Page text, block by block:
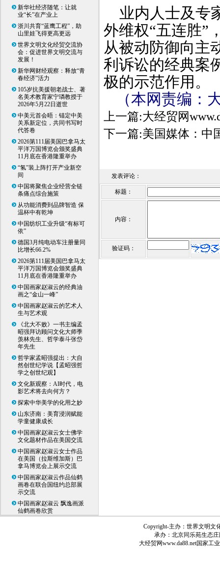
新华社经济随笔：让就
业“长”在产业上
浙川共育“蓝鹰工程”，助
山里娃飞得更高更远
世界文明文化经贸交流协
会：促进世界文明交流与
发展！
新华网财经观察：释放“青
春经济”活力
105岁抗美援朝老战士、著
名美术教育家宁璘教授于
2026年5月22日逝世
中美元首会晤：锚定中美
关系新定位，共同书写时
代答卷
2026第111届美国巴拿马太
平洋万国博览会颁奖盛典
11月底在香港隆重举办
“氢”装上阵打开产业新空
间
中国将聚焦企业经营全链
条痛点综合施策
从功能消费到品牌智造 保
温杯中有乾坤
中国纺织工业升级“有标可
依”
德国3月纯电动车注册量同
比增长66.2%
2026第111届美国巴拿马太
平洋万国博览会颁奖盛典
11月底在香港隆重举办
中国画家赵淑云的经典油
画之“金山一峰”
中国画家赵淑云的艺术人
生与艺术观
《北大不败》一书主编孟
昭强拜访顾问文化大师季
羡林先生、哲学泰斗张岱
年先生
哲学家孟昭强提出：大自
然创世纪学说【孟昭强哲
学之创世纪观】
文化新观察：AI时代，电
影艺术将去向何方？
探索中华美学的化用之妙
山东济南：美育浸润赋能
学童健康成长
中国画家赵淑云女士佛学
文化题材作品在美国交流
中国画家赵淑云女士作品
在美国（拉斯维加斯）巴
拿马博览会上展示交流
中国画家赵淑云作品仙鹤
画卷在联合国纽约总部展
示交流
中国画家赵淑云 飘逸画派
仙鹤画卷欣赏
业内人士及专
外维权“五连胜”
从被动防御向主
利诉讼的经典案
极的示范作用。
（本网责编：
上一篇:大经贸网
下一篇:美国媒体：中
发表评论：
标题：
内容：
验证码：
Copyright-主办：世界文明文
承办：北京同乐苑生态
大经贸网www.da88.net国家工